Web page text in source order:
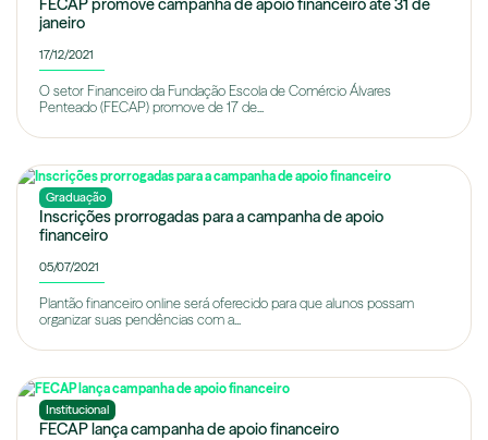
FECAP promove campanha de apoio financeiro até 31 de
janeiro
17/12/2021
O setor Financeiro da Fundação Escola de Comércio Álvares
Penteado (FECAP) promove de 17 de...
Graduação
Inscrições prorrogadas para a campanha de apoio
financeiro
05/07/2021
Plantão financeiro online será oferecido para que alunos possam
organizar suas pendências com a...
Institucional
FECAP lança campanha de apoio financeiro